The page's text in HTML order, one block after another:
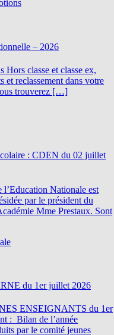
– 2026
Hors classe et classe ex,
et reclassement dans votre
trouverez […]
: CDEN du 02 juillet
Nationale est
par le président du
Mme Prestaux. Sont
du 1er juillet 2026
ENSEIGNANTS du 1er
: Bilan de l’année
par le comité jeunes